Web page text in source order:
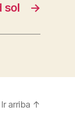
→
sol
Ir arriba ↑